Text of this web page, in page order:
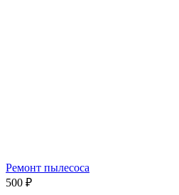
Ремонт пылесоса
500 ₽